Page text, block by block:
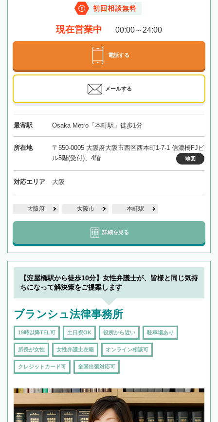
初回相談無料
現在営業中 00:00～24:00
電話する
メールする
最寄駅 Osaka Metro「本町駅」徒歩1分
所在地
〒550-0005 大阪府大阪市西区西本町1-7-1 信濃橋FJビ
ル5階(受付)、4階
地図
対応エリア 大阪
大阪府 大阪市 本町駅
詳細を見る
【淀屋橋駅から徒歩10分】女性弁護士が、皆様と同じ気持
ちになって解決策をご提案します
ブランシュ法律事務所
19時以降TEL可 土日祝OK 役所から近い 駐車場あり
所長が女性 女性弁護士在籍 オンライン相談可
クレジットカード可 全国出張対応可